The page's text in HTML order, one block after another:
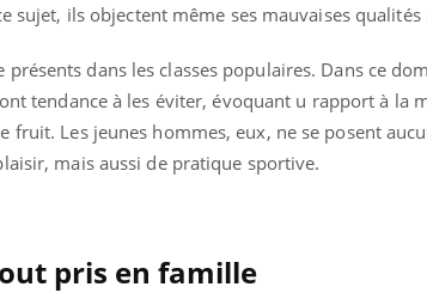
sujet, ils objectent même ses mauvaises
présents dans les classes populaires. Dans ce
tendance à les éviter, évoquant u rapport à la
fruit. Les jeunes hommes, eux, ne se posent
mais aussi de pratique sportive.
pris en famille
Youtube
Diabète & Ramadan 2026Youtube
Le Ramadan approche, et, pour de
nombreuses personnes atteintes de
diabète, c'est une période de questions, de